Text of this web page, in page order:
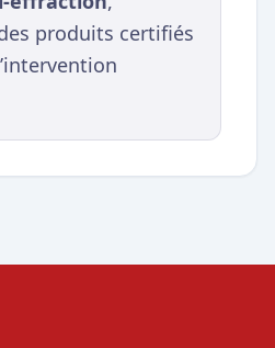
produits certifiés